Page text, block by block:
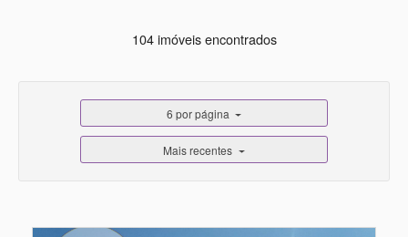
104 imóveis encontrados
6 por página
Mais recentes